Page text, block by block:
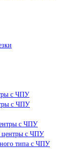
с ЧПУ
с ЧПУ
с ЧПУ
центры с ЧПУ
типа с ЧПУ